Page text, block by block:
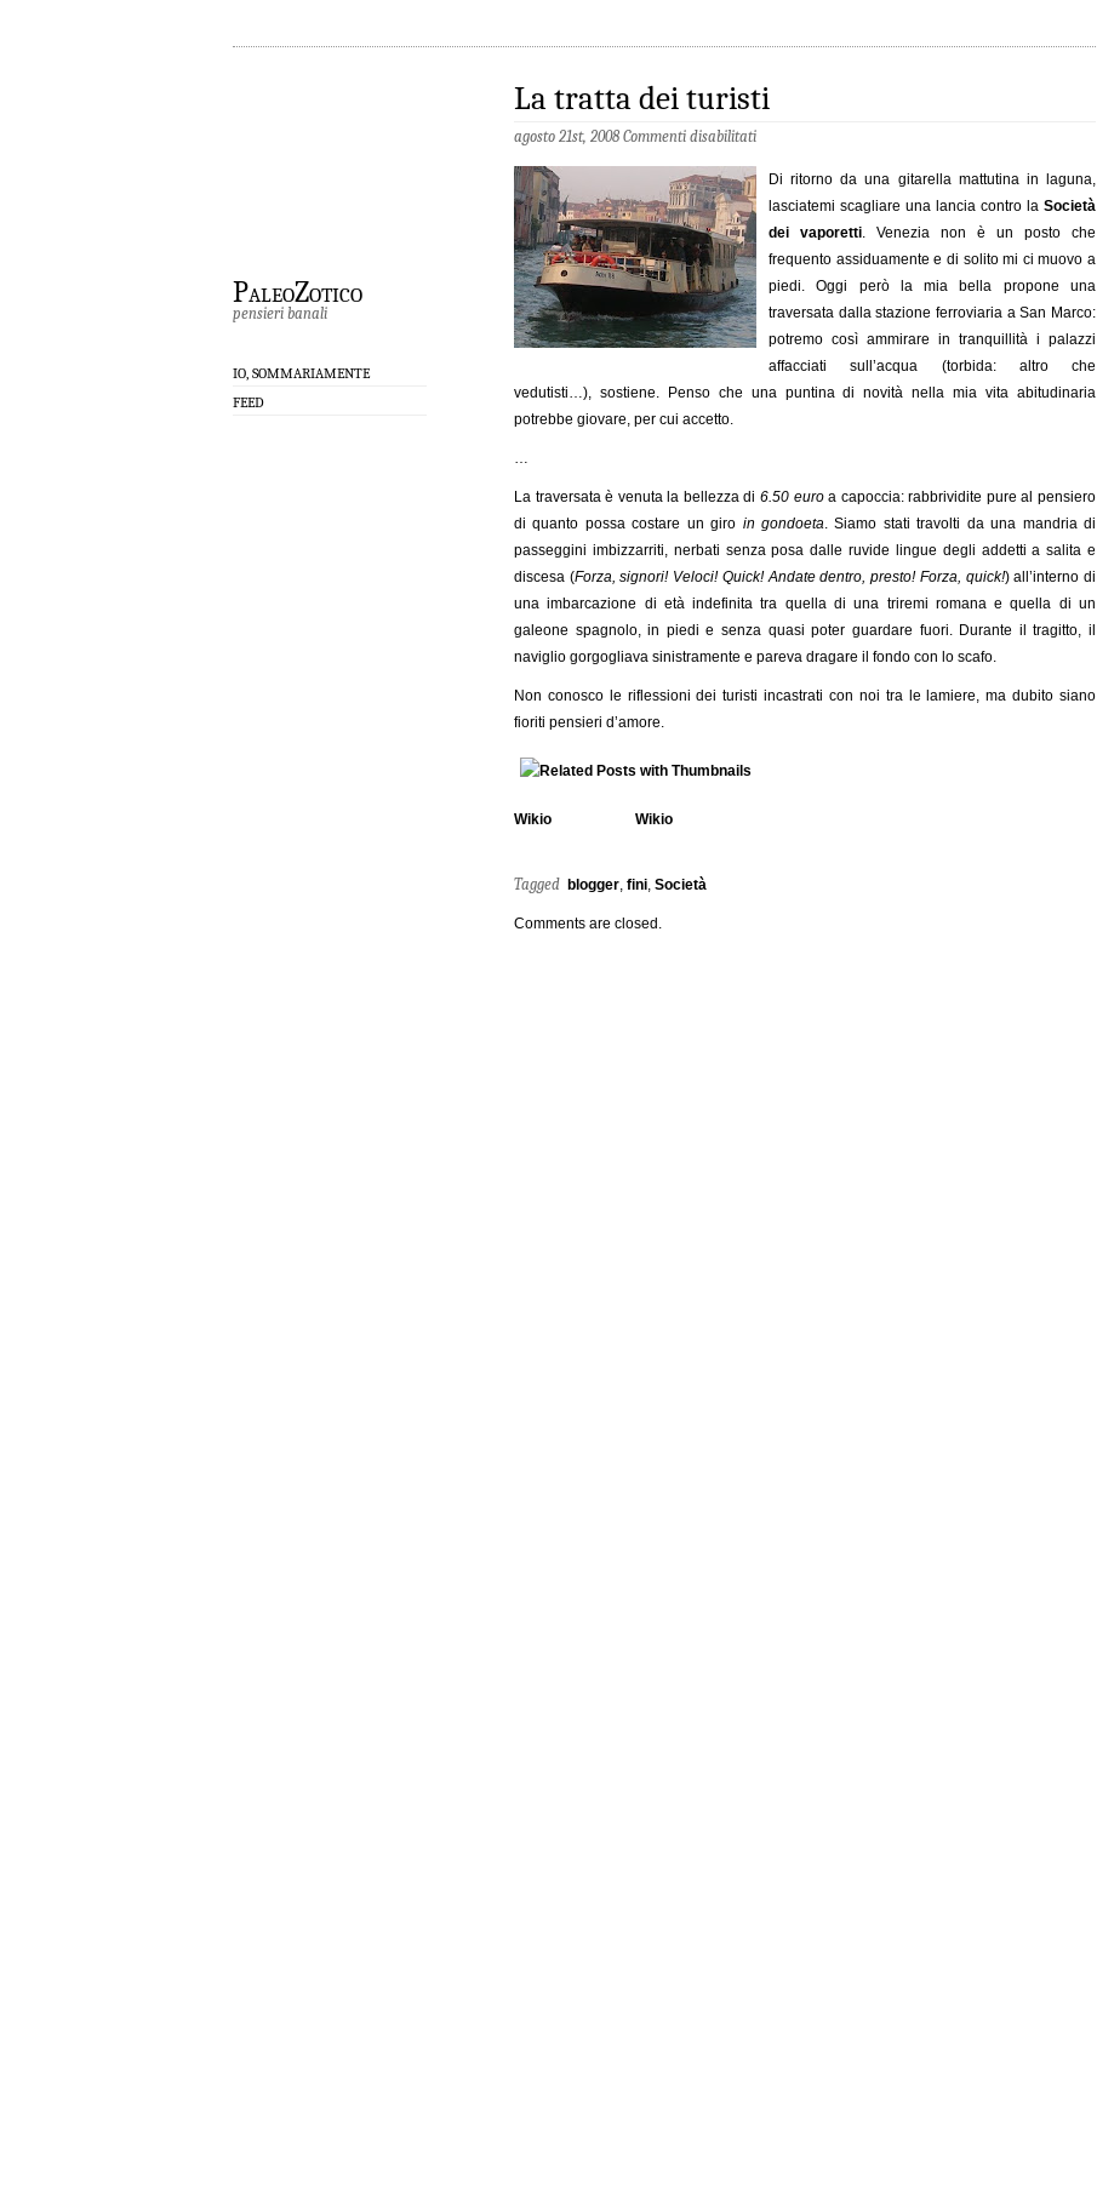
PaleoZotico
pensieri banali
IO, SOMMARIAMENTE
FEED
La tratta dei turisti
agosto 21st, 2008 Commenti disabilitati
Di ritorno da una gitarella mattutina in laguna,
lasciatemi scagliare una lancia contro la Società
dei vaporetti. Venezia non è un posto che
frequento assiduamente e di solito mi ci muovo a
piedi. Oggi però la mia bella propone una
traversata dalla stazione ferroviaria a San Marco:
potremo così ammirare in tranquillità i palazzi
affacciati sull’acqua (torbida: altro che
vedutisti…), sostiene. Penso che una puntina di novità nella mia vita abitudinaria
potrebbe giovare, per cui accetto.
…
La traversata è venuta la bellezza di6.50 euroa capoccia: rabbrividite pure al pensiero
di quanto possa costare un giro in gondoeta. Siamo stati travolti da una mandria di
passeggini imbizzarriti, nerbati senza posa dalle ruvide lingue degli addetti a salita e
discesa (Forza, signori! Veloci! Quick! Andate dentro, presto! Forza, quick!) all’interno di
una imbarcazione di età indefinita tra quella di una triremi romana e quella di un
galeone spagnolo, in piedi e senza quasi poter guardare fuori. Durante il tragitto, il
naviglio gorgogliava sinistramente e pareva dragare il fondo con lo scafo.
Non conosco le riflessioni dei turisti incastrati con noi tra le lamiere, ma dubito siano
fioriti pensieri d’amore.
Wikio Wikio
Tagged blogger fini Società
Comments are closed.